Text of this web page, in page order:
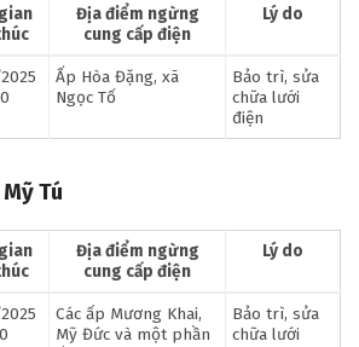
Địa điểm ngừng
cung cấp điện
Lý do
Ấp Hòa Đặng, xã
Ngọc Tố
Bảo trì, sửa
chữa lưới
điện
Tú
Địa điểm ngừng
cung cấp điện
Lý do
Các ấp Mương Khai,
Mỹ Đức và một phần
Bảo trì, sửa
chữa lưới